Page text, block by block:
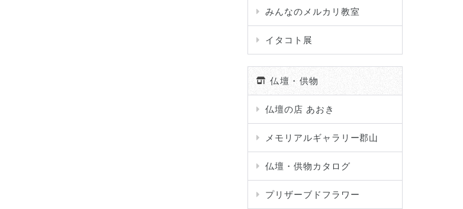
みんなのメルカリ教室
イタコト展
仏壇・供物
仏壇の店 あおき
メモリアルギャラリー郡山
仏壇・供物カタログ
プリザーブドフラワー